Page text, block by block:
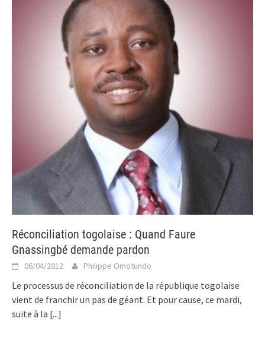
Réconciliation togolaise : Quand Faure
Gnassingbé demande pardon
06/04/2012 Philippe Omotundo
Le processus de réconciliation de la république togolaise
vient de franchir un pas de géant. Et pour cause, ce mardi,
suite à la [...]